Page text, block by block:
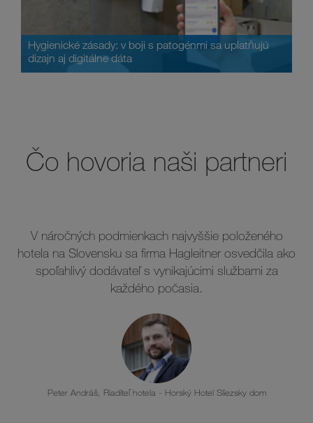
Hygienické zásady: v boji s patogénmi sa uplatňujú
dizajn aj digitálne dáta
Čo hovoria naši partneri
V náročných podmienkach najvyššie položeného
hotela na Slovensku sa firma Hagleitner osvedčila ako
spoľahlivý dodávateľ s vynikajúcimi službami za
každého počasia.
Peter Andráš, Riaditeľ hotela - Horský Hotel Sliezsky dom